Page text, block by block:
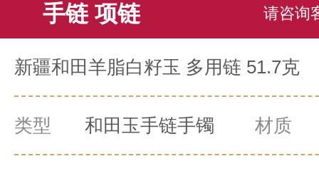
手链 项链 请咨询
新疆和田羊脂白籽玉 多用链 51.7克
类型 和田玉手链手镯 材质